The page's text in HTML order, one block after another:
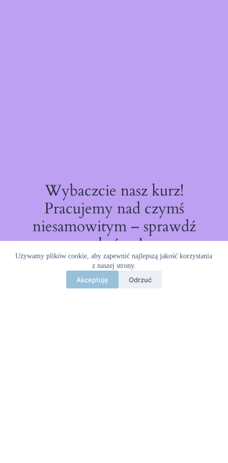
Używamy plików cookie, aby zapewnić najlepszą jakość korzystania
z naszej strony.
Akceptuję Odrzuć
Wybaczcie nasz kurz!
Pracujemy nad czymś
niesamowitym – sprawdź
wkrótce!